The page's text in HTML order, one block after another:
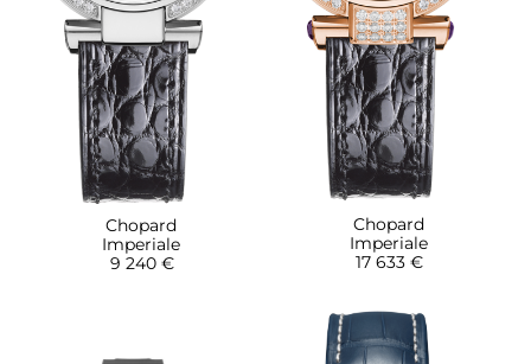
Chopard
Imperiale
9 240 €
Chopard
Imperiale
17 633 €